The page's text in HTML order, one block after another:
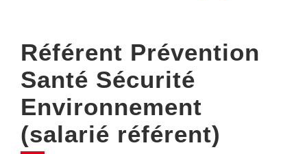
Référent Prévention
Santé Sécurité
Environnement
(salarié référent)